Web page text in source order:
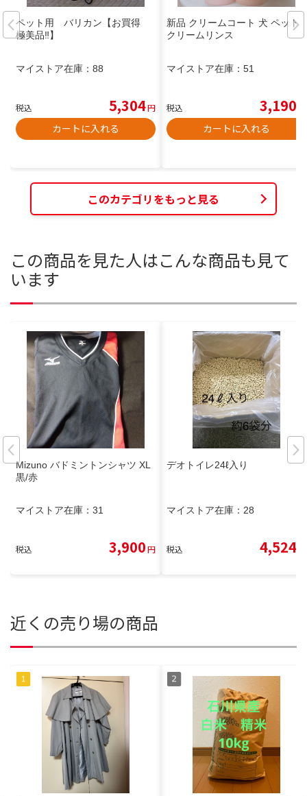
ペット用 バリカン【お買得
極美品‼️】
マイストア在庫： 88
税込 5,304円
カートに入れる
新品 クリームコート 犬 ペット
クリームリンス
マイストア在庫： 51
税込 3,190
カートに入れる
このカテゴリをもっと見る
この商品を見た人はこんな商品も見て
います
Mizuno バドミントンシャツ XL
黒/赤
マイストア在庫： 31
税込 3,900円
デオトイレ24ℓ入り
マイストア在庫： 28
税込 4,524
近くの売り場の商品